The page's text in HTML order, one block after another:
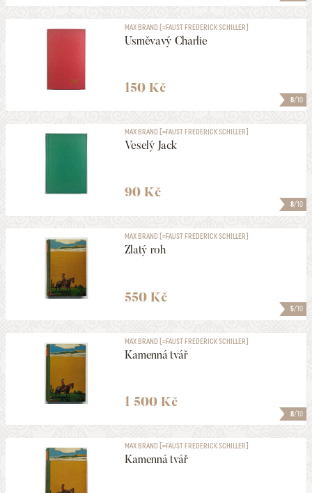
8/10
MAX BRAND [=FAUST FREDERICK SCHILLER]
Usměvavý Charlie
150 Kč
8/10
MAX BRAND [=FAUST FREDERICK SCHILLER]
Veselý Jack
90 Kč
5/10
MAX BRAND [=FAUST FREDERICK SCHILLER]
Zlatý roh
550 Kč
8/10
MAX BRAND [=FAUST FREDERICK SCHILLER]
Kamenná tvář
1 500 Kč
MAX BRAND [=FAUST FREDERICK SCHILLER]
Kamenná tvář